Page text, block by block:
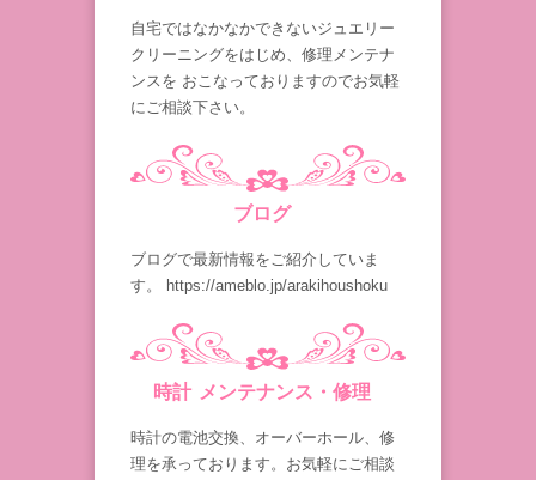
自宅ではなかなかできないジュエリー
クリーニングをはじめ、修理メンテナ
ンスを おこなっておりますのでお気軽
にご相談下さい。
ブログ
ブログで最新情報をご紹介していま
す。 https://ameblo.jp/arakihoushoku
時計 メンテナンス・修理
時計の電池交換、オーバーホール、修
理を承っております。お気軽にご相談